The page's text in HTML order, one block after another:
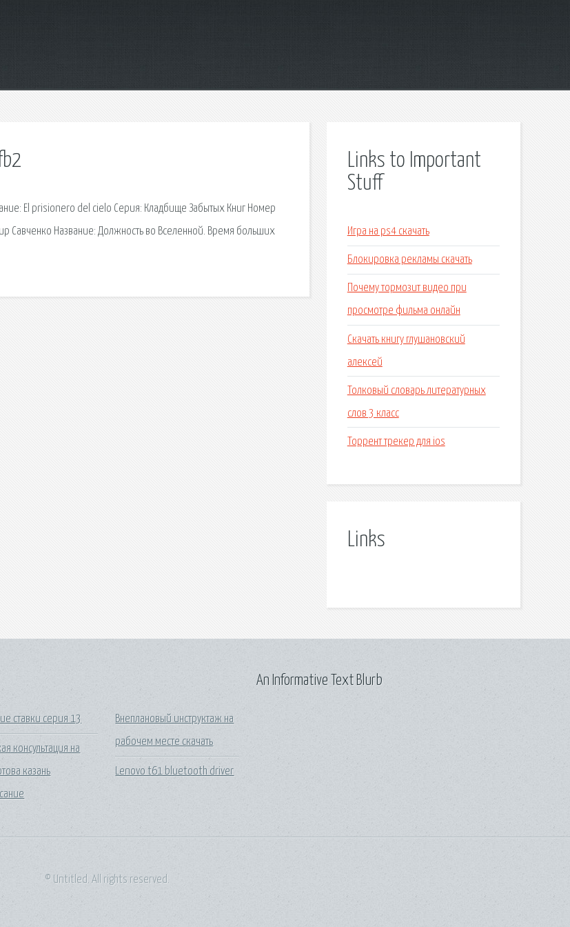
El prisionero del cielo Серия: Кладбище Забытых Книг Номер
Савченко Название: Должность во Вселенной. Время больших
Links to Important
Stuff
Игра на ps4 скачать
Блокировка рекламы скачать
Почему тормозит видео при
просмотре фильма онлайн
Скачать книгу глушановский
алексей
Толковый словарь литературных
слов 3 класс
Торрент трекер для ios
Links
ставки серия 13
консультация на
казань
Внеплановый инструктаж на
рабочем месте скачать
Lenovo t61 bluetooth driver
An Informative Text Blurb
© Untitled. All rights reserved.